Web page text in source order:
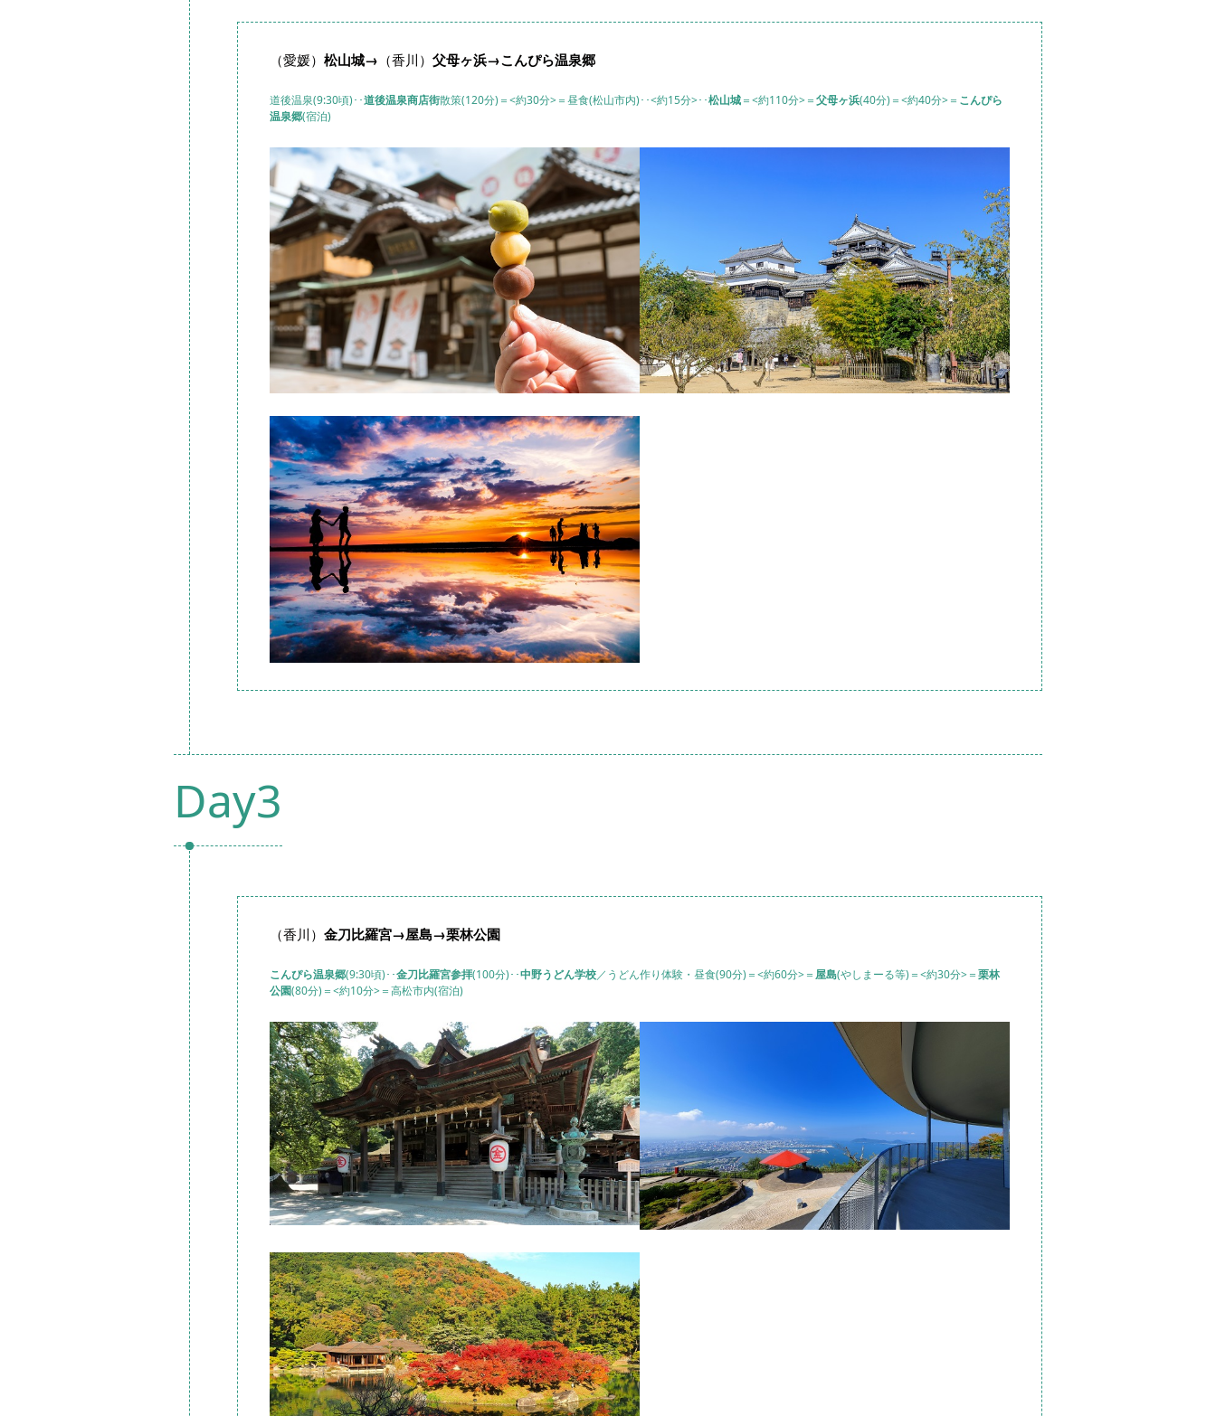
（愛媛） 松山城→ （香川） 父母ヶ浜→こんぴら温泉郷
道後温泉(9:30頃)･･道後温泉商店街散策(120分)＝<約30分>＝昼食(松山市内)･･<約15分>･･松山城＝<約110分>＝父母ヶ浜(40分)＝<約40分>＝ こんぴら
温泉郷(宿泊)
Day3
（香川） 金刀比羅宮→屋島→栗林公園
こんぴら温泉郷(9:30頃)･･金刀比羅宮参拝(100分)･･中野うどん学校／うどん作り体験・昼食(90分)＝<約60分>＝ 屋島(やしまーる等)＝<約30分>＝栗林
公園(80分)＝<約10分>＝高松市内(宿泊)